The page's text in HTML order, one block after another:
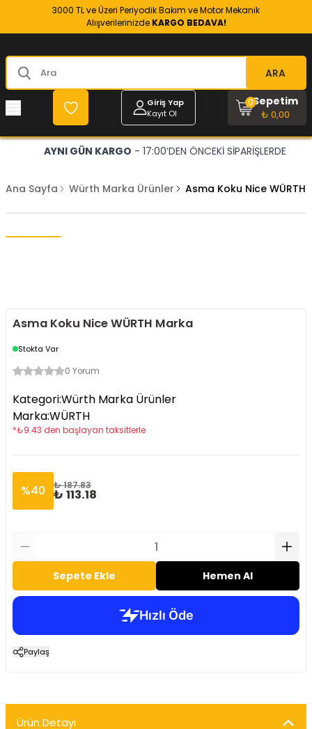
3000 TL ve Üzeri Periyodik Bakım ve Motor Mekanik
Alışverilerinizde KARGO BEDAVA!
ARA
Giriş Yap
Kayıt Ol
Sepetim
₺ 0,00
0
AYNI GÜN KARGO - 17:00’DEN ÖNCEKİ SİPARİŞLERDE
Ana Sayfa Würth Marka Ürünler Asma Koku Nice WÜRTH
Asma Koku Nice WÜRTH Marka
Stokta Var
0 Yorum
Kategori:Würth Marka Ürünler
Marka:WÜRTH
*₺9.43 den başlayan taksitlerle
%40 ₺ 187.83
₺ 113.18
Sepete Ekle Hemen Al
Paylaş
Ürün Detayı